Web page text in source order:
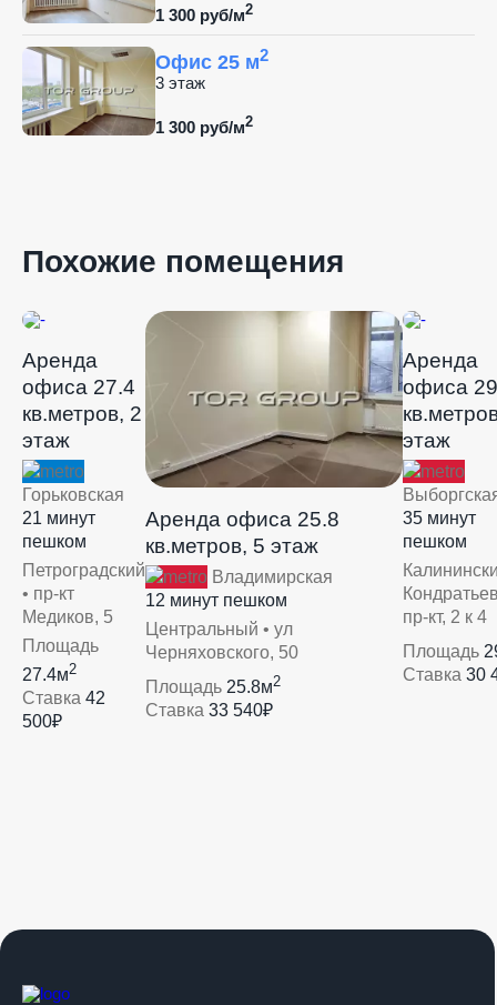
1 300 руб/м2
Офис 25 м2
3 этаж
1 300 руб/м2
Похожие помещения
Аренда
офиса 27.4
кв.метров, 2
этаж
Горьковская
21 минут
пешком
Петроградский
• пр-кт
Медиков, 5
Площадь
27.4м2
Ставка 42
500₽
Аренда офиса 25.8
кв.метров, 5 этаж
Владимирская
12 минут пешком
Центральный • ул
Черняховского, 50
Площадь 25.8м2
Ставка 33 540₽
Аренда
офиса 29
этаж
35 минут
пешком
пр-кт, 2 к 4
Площадь
Ставка 30